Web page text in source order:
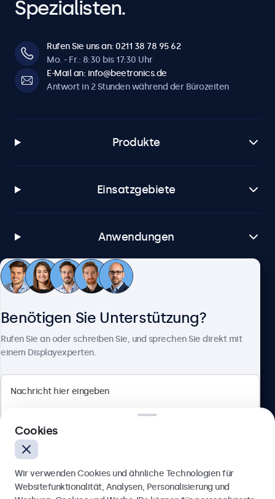
Spezialisten.
Rufen Sie uns an: 0211 38 78 95 62
Mo. - Fr.: 8:30 bis 17:30 Uhr
E-Mail an: info@beetronics.de
Antwort in 2 Stunden während der Bürozeiten
Produkte
Einsatzgebiete
Anwendungen
Kundenservice
Berliner Allee 59, 40212 Düsseldorf, Deutschland
Deutsch
Benötigen Sie Unterstützung?
Rufen Sie an oder schreiben Sie, und sprechen Sie direkt mit
einem Displayexperten.
Cookies
Wir verwenden Cookies und ähnliche Technologien für
Websitefunktionalität, Analysen, Personalisierung und